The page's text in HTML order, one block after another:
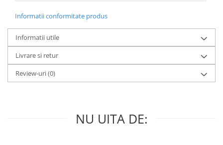
Informatii conformitate produs
Informatii utile
Livrare si retur
Review-uri(0)
NU UITA DE: